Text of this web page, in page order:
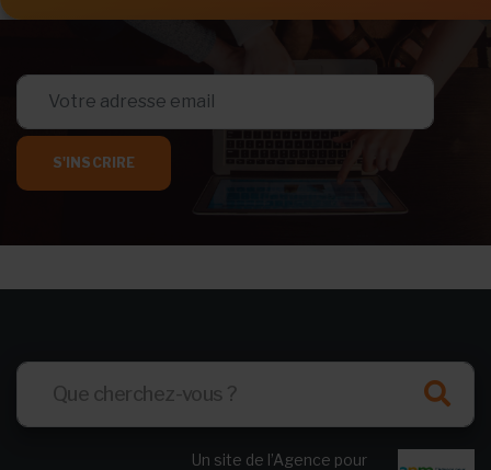
S'INSCRIRE
Un site de l’Agence pour